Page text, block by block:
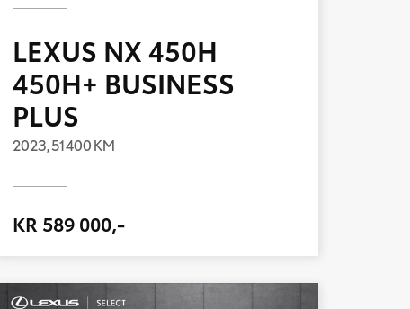
LEXUS NX 450H
450H+ BUSINESS
PLUS
2023,51 400 KM
KR 589 000,-